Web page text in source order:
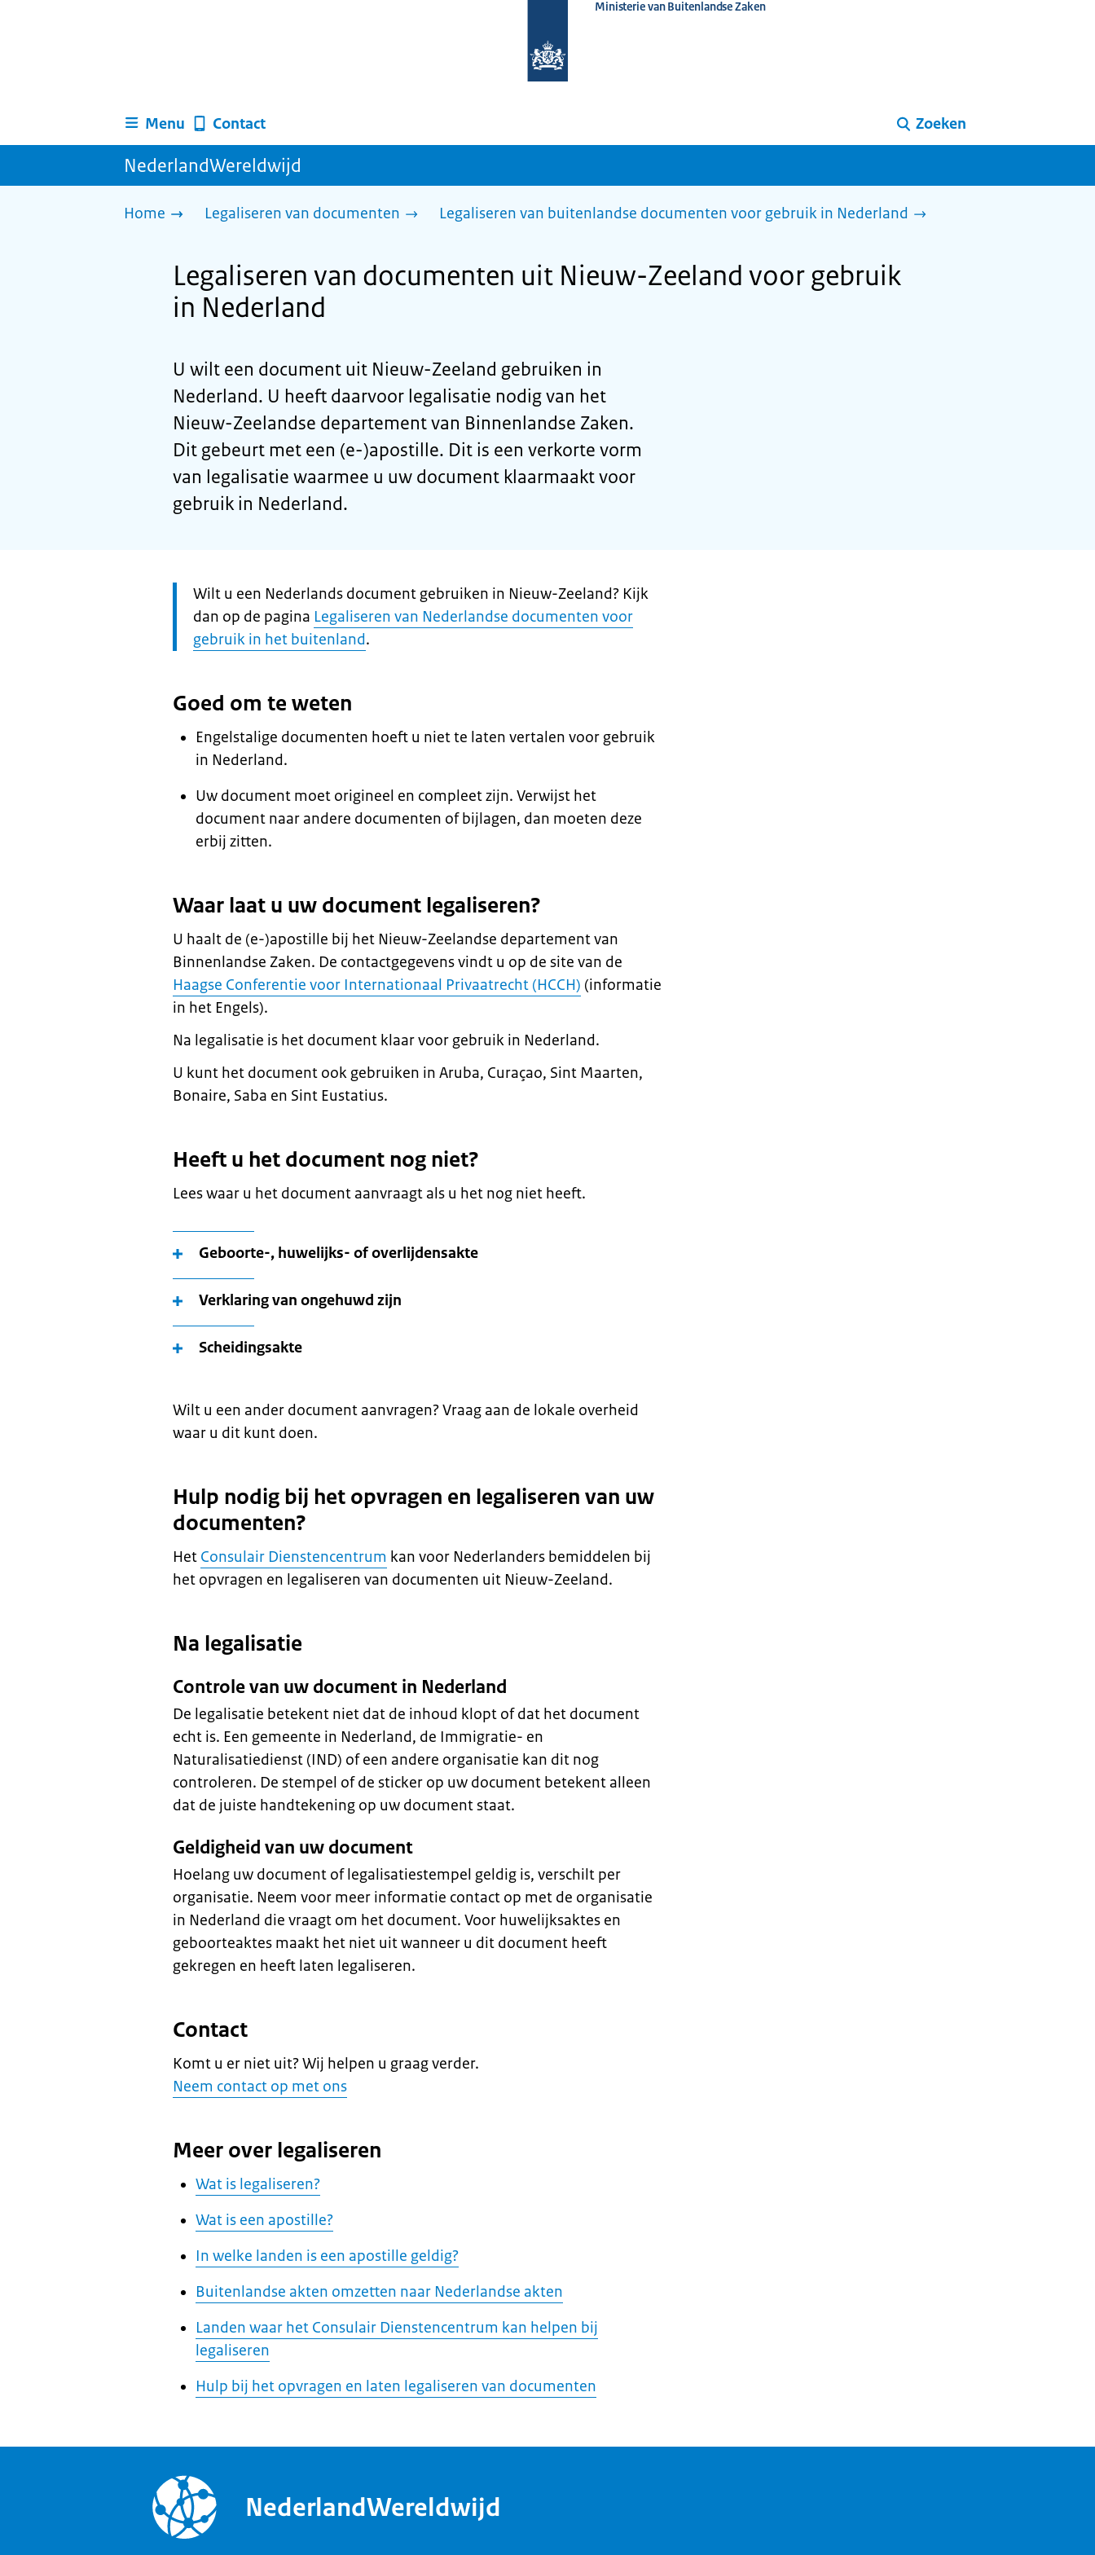
homepage
Ministerie van Buitenlandse Zaken
Menu Contact Zoeken
NederlandWereldwijd
Home Legaliseren van documenten Legaliseren van buitenlandse documenten voor gebruik in Nederland
Legaliseren van documenten uit Nieuw-Zeeland voor gebruik
in Nederland
U wilt een document uit Nieuw-Zeeland gebruiken in
Nederland. U heeft daarvoor legalisatie nodig van het
Nieuw-Zeelandse departement van Binnenlandse Zaken.
Dit gebeurt met een (e-)apostille. Dit is een verkorte vorm
van legalisatie waarmee u uw document klaarmaakt voor
gebruik in Nederland.
Let
op:
Wilt u een Nederlands document gebruiken in Nieuw-Zeeland? Kijk
dan op de pagina Legaliseren van Nederlandse documenten voor
gebruik in het buitenland.
Goed om te weten
Engelstalige documenten hoeft u niet te laten vertalen voor gebruik
in Nederland.
Uw document moet origineel en compleet zijn. Verwijst het
document naar andere documenten of bijlagen, dan moeten deze
erbij zitten.
Waar laat u uw document legaliseren?
U haalt de (e-)apostille bij het Nieuw-Zeelandse departement van
Binnenlandse Zaken. De contactgegevens vindt u op de site van de
Haagse Conferentie voor Internationaal Privaatrecht (HCCH) (informatie
in het Engels).
Na legalisatie is het document klaar voor gebruik in Nederland.
U kunt het document ook gebruiken in Aruba, Curaçao, Sint Maarten,
Bonaire, Saba en Sint Eustatius.
Heeft u het document nog niet?
Lees waar u het document aanvraagt als u het nog niet heeft.
Geboorte-, huwelijks- of overlijdensakte
Verklaring van ongehuwd zijn
Scheidingsakte
Wilt u een ander document aanvragen? Vraag aan de lokale overheid
waar u dit kunt doen.
Hulp nodig bij het opvragen en legaliseren van uw
documenten?
Het Consulair Dienstencentrum kan voor Nederlanders bemiddelen bij
het opvragen en legaliseren van documenten uit Nieuw-Zeeland.
Na legalisatie
Controle van uw document in Nederland
De legalisatie betekent niet dat de inhoud klopt of dat het document
echt is. Een gemeente in Nederland, de Immigratie- en
Naturalisatiedienst (IND) of een andere organisatie kan dit nog
controleren. De stempel of de sticker op uw document betekent alleen
dat de juiste handtekening op uw document staat.
Geldigheid van uw document
Hoelang uw document of legalisatiestempel geldig is, verschilt per
organisatie. Neem voor meer informatie contact op met de organisatie
in Nederland die vraagt om het document. Voor huwelijksaktes en
geboorteaktes maakt het niet uit wanneer u dit document heeft
gekregen en heeft laten legaliseren.
Contact
Komt u er niet uit? Wij helpen u graag verder.
Neem contact op met ons
Meer over legaliseren
Wat is legaliseren?
Wat is een apostille?
In welke landen is een apostille geldig?
Buitenlandse akten omzetten naar Nederlandse akten
Landen waar het Consulair Dienstencentrum kan helpen bij
legaliseren
Hulp bij het opvragen en laten legaliseren van documenten
NederlandWereldwijd